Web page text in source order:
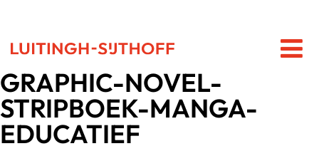
GRAPHIC-NOVEL-
STRIPBOEK-MANGA-
EDUCATIEF